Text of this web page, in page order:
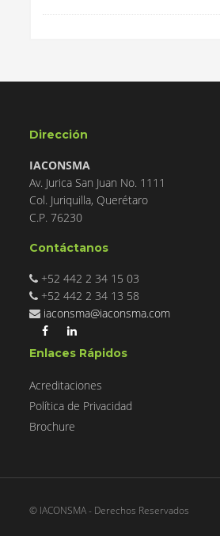
Dirección
IACONSMA
Av. Jurica San Juan No. 1111
Col. Juriquilla, Querétaro
C.P. 76230
Contáctanos
+52 442 2 34 15 03
+52 442 2 34 13 58
iaconsma@iaconsma.com
Enlaces Rápidos
Acreditaciones
Política de Privacidad
Brochure
© IACONSMA - Derechos Reservados